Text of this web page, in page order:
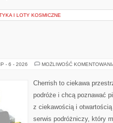
I LOTY KOSMICZNE
- 6 - 2026 MOŻLIWOŚĆ
Cherrish to ciekawa
podróże i chcą poznawać
z ciekawością i
serwis podróżniczy, który